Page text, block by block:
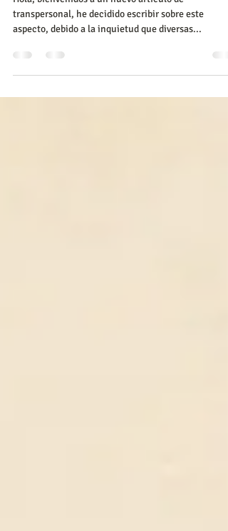
Gergen
Hola, bienvenidos a un nuevo artículo de
transpersonal, he decidido escribir sobre este